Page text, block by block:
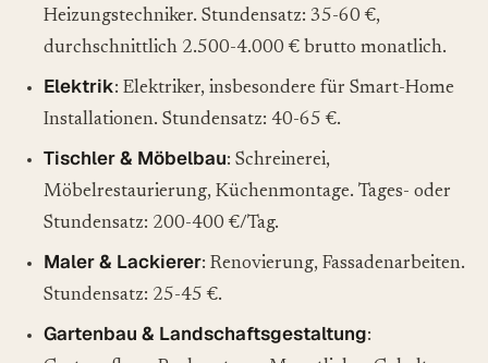
Heizungstechniker. Stundensatz: 35-60 €,
durchschnittlich 2.500-4.000 € brutto monatlich.
Elektrik: Elektriker, insbesondere für Smart-Home
Installationen. Stundensatz: 40-65 €.
Tischler & Möbelbau: Schreinerei,
Möbelrestaurierung, Küchenmontage. Tages- oder
Stundensatz: 200-400 €/Tag.
Maler & Lackierer: Renovierung, Fassadenarbeiten.
Stundensatz: 25-45 €.
Gartenbau & Landschaftsgestaltung: